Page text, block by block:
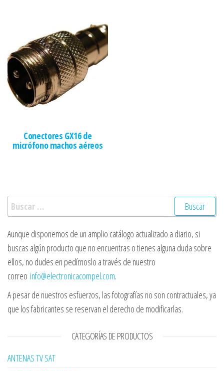
Conectores GX16 de
micrófono machos aéreos
Buscar:
Aunque disponemos de un amplio catálogo actualizado a diario, si
buscas algún producto que no encuentras o tienes alguna duda sobre
ellos, no dudes en pedírnoslo a través de nuestro
correo info@electronicacompel.com.
A pesar de nuestros esfuerzos, las fotografías no son contractuales, ya
que los fabricantes se reservan el derecho de modificarlas.
CATEGORÍAS DE PRODUCTOS
ANTENAS TV SAT